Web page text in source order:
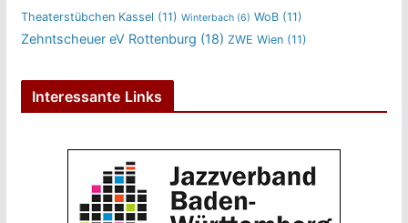
Theaterstübchen Kassel (11) Winterbach(6) WoB(11)
Zehntscheuer eV Rottenburg (18) ZWE Wien(11)
Interessante Links